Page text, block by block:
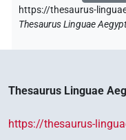
https://thesaurus-
Thesaurus Linguae
Thesaurus Linguae
https://thesaurus-